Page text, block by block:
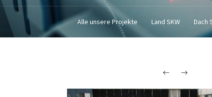
Alle unsere Projekte Land SKW Dach